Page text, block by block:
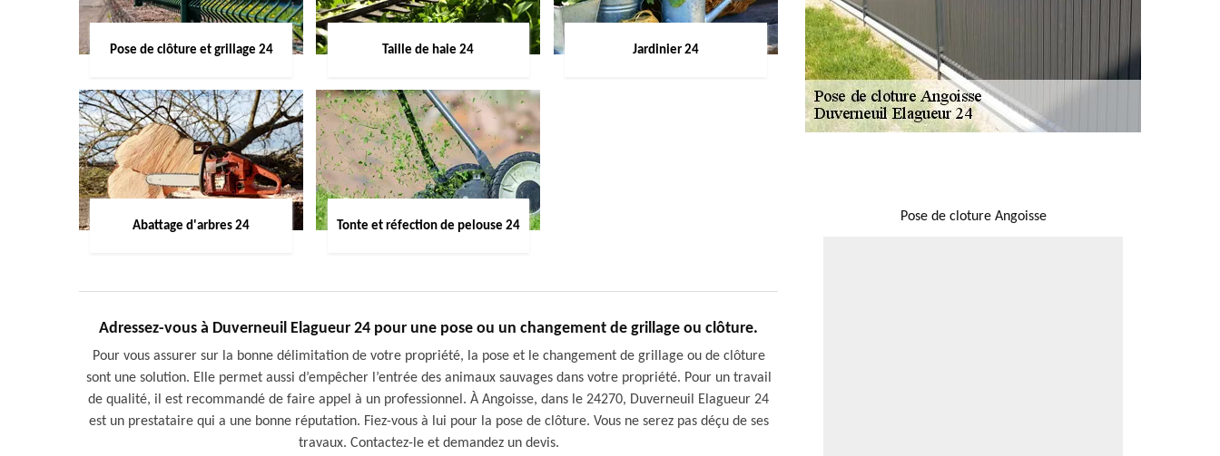
Pose de clôture et grillage 24 Taille de haie 24 Jardinier 24
Abattage d'arbres 24 Tonte et réfection de pelouse 24
Adressez-vous à Duverneuil Elagueur 24 pour une pose ou un changement de grillage ou clôture.
Pour vous assurer sur la bonne délimitation de votre propriété, la pose et le changement de grillage ou de clôture
sont une solution. Elle permet aussi d’empêcher l’entrée des animaux sauvages dans votre propriété. Pour un travail
de qualité, il est recommandé de faire appel à un professionnel. À Angoisse, dans le 24270, Duverneuil Elagueur 24
est un prestataire qui a une bonne réputation. Fiez-vous à lui pour la pose de clôture. Vous ne serez pas déçu de ses
travaux. Contactez-le et demandez un devis.
Pose de cloture Angoisse